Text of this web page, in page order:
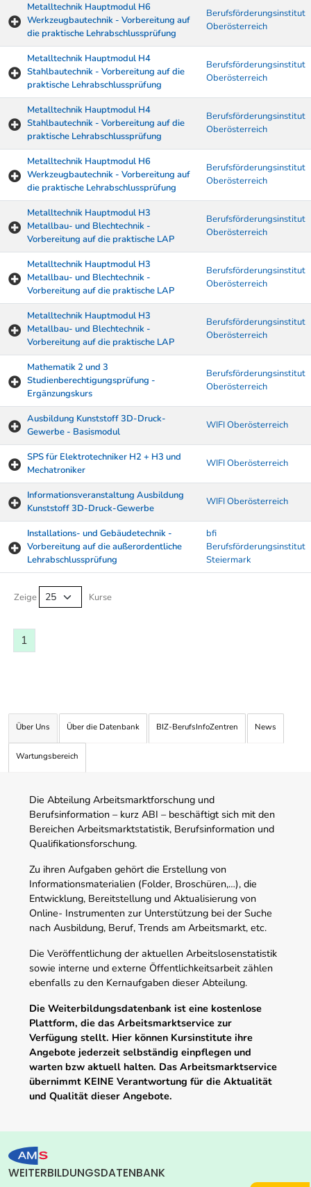
Metalltechnik Hauptmodul H6
Werkzeugbautechnik - Vorbereitung auf
die praktische Lehrabschlussprüfung
Berufsförderungsinstitut
Oberösterreich
Metalltechnik Hauptmodul H4
Stahlbautechnik - Vorbereitung auf die
praktische Lehrabschlussprüfung
Berufsförderungsinstitut
Oberösterreich
Metalltechnik Hauptmodul H4
Stahlbautechnik - Vorbereitung auf die
praktische Lehrabschlussprüfung
Berufsförderungsinstitut
Oberösterreich
Metalltechnik Hauptmodul H6
Werkzeugbautechnik - Vorbereitung auf
die praktische Lehrabschlussprüfung
Berufsförderungsinstitut
Oberösterreich
Metalltechnik Hauptmodul H3
Metallbau- und Blechtechnik -
Vorbereitung auf die praktische LAP
Berufsförderungsinstitut
Oberösterreich
Metalltechnik Hauptmodul H3
Metallbau- und Blechtechnik -
Vorbereitung auf die praktische LAP
Berufsförderungsinstitut
Oberösterreich
Metalltechnik Hauptmodul H3
Metallbau- und Blechtechnik -
Vorbereitung auf die praktische LAP
Berufsförderungsinstitut
Oberösterreich
Mathematik 2 und 3
Studienberechtigungsprüfung -
Ergänzungskurs
Berufsförderungsinstitut
Oberösterreich
Ausbildung Kunststoff 3D-Druck-
Gewerbe - Basismodul
WIFI Oberösterreich
SPS für Elektrotechniker H2 + H3 und
Mechatroniker
WIFI Oberösterreich
Informationsveranstaltung Ausbildung
Kunststoff 3D-Druck-Gewerbe
WIFI Oberösterreich
Installations- und Gebäudetechnik -
Vorbereitung auf die außerordentliche
Lehrabschlussprüfung
bfi
Berufsförderungsinstitut
Steiermark
Zeige Kurse
1
Über Uns Über die Datenbank BIZ-BerufsInfoZentren News
Wartungsbereich
Die Abteilung Arbeitsmarktforschung und
Berufsinformation – kurz ABI – beschäftigt sich mit den
Bereichen Arbeitsmarktstatistik, Berufsinformation und
Qualifikationsforschung.
Zu ihren Aufgaben gehört die Erstellung von
Informationsmaterialien (Folder, Broschüren,…), die
Entwicklung, Bereitstellung und Aktualisierung von
Online- Instrumenten zur Unterstützung bei der Suche
nach Ausbildung, Beruf, Trends am Arbeitsmarkt, etc.
Die Veröffentlichung der aktuellen Arbeitslosenstatistik
sowie interne und externe Öffentlichkeitsarbeit zählen
ebenfalls zu den Kernaufgaben dieser Abteilung.
Die Weiterbildungsdatenbank ist eine kostenlose
Plattform, die das Arbeitsmarktservice zur
Verfügung stellt. Hier können Kursinstitute ihre
Angebote jederzeit selbständig einpflegen und
warten bzw aktuell halten. Das Arbeitsmarktservice
übernimmt KEINE Verantwortung für die Aktualität
und Qualität dieser Angebote.
WEITERBILDUNGSDATENBANK